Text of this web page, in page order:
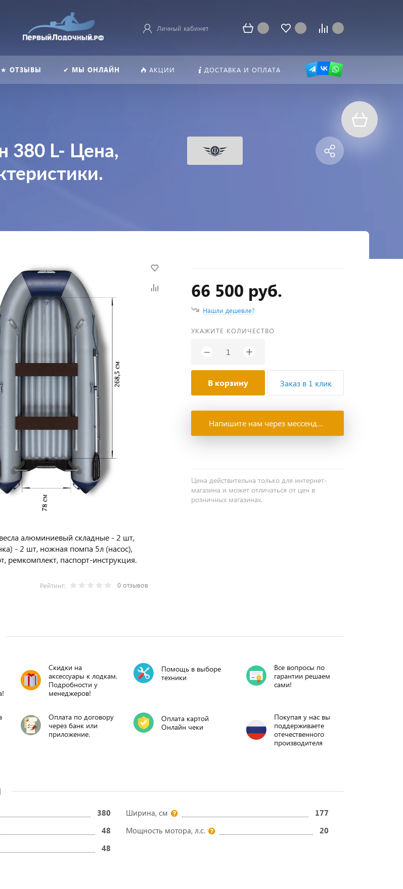
Личный кабинет
★ ОТЗЫВЫ ✔ МЫ ОНЛАЙН АКЦИИ ДОСТАВКА И ОПЛАТА
380 L- Цена,
алюминиевый складные - 2 шт,
- 2 шт, ножная помпа 5л (насос),
ремкомплект, паспорт-инструкция.
Рейтинг: 0 отзывов
66 500 руб.
Нашли дешевле?
УКАЖИТЕ КОЛИЧЕСТВО
− +
В корзину Заказ в 1 клик
Напишите нам через мессенджеры
Цена действительна только для интернет-
магазина и может отличаться от цен в
розничных магазинах.
Скидки на
аксессуары к лодкам.
Подробности у
менеджеров!
Помощь в выборе
техники
Все вопросы по
гарантии решаем
сами!
Оплата по договору
через банк или
приложение.
Оплата картой
Онлайн чеки
Покупая у нас вы
поддерживаете
отечественного
производителя
380 Ширина, см
177
48 Мощность мотора, л.с.
20
48